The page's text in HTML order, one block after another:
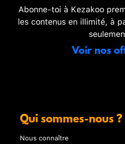
Abonne-toi à Kezakoo
les contenus en illimité, à
Voir nos
Qui sommes-nous ?
Nous connaître